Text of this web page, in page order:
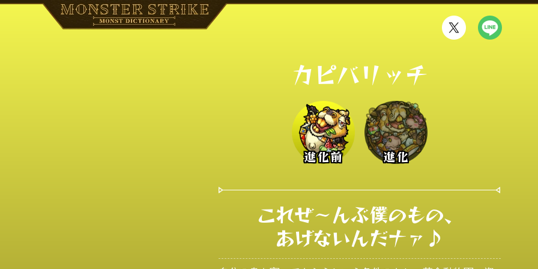
カピバリッチ
進化前 進化
これぜ～んぶ僕のもの、
あげないんだナァ♪